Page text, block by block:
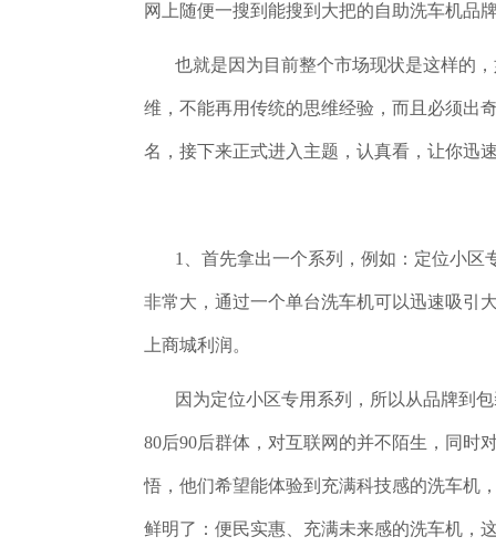
网上随便一搜到能搜到大把的自助洗车机品
也就是因为目前整个市场现状是这样的，
维，不能再用传统的思维经验，而且必须出
名，接下来正式进入主题，认真看，让你迅
1、首先拿出一个系列，例如：定位小区
非常大，通过一个单台洗车机可以迅速吸引
上商城利润。
因为定位小区专用系列，所以从品牌到包
80后90后群体，对互联网的并不陌生，同时
悟，他们希望能体验到充满科技感的洗车机
鲜明了：便民实惠、充满未来感的洗车机，